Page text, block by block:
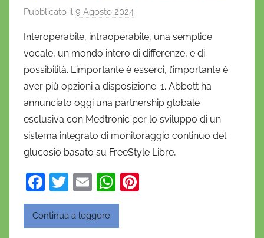
Pubblicato il 9 Agosto 2024
D
a
n
i
e
l
a
D
O
Interoperabile, intraoperabile, una semplice
vocale, un mondo intero di differenze, e di
possibilità. L’importante è esserci, l’importante è
aver più opzioni a disposizione. 1. Abbott ha
annunciato oggi una partnership globale
esclusiva con Medtronic per lo sviluppo di un
sistema integrato di monitoraggio continuo del
glucosio basato su FreeStyle Libre,
F
a
c
T
w
itt
E
m
ai
W
h
Continua a leggere